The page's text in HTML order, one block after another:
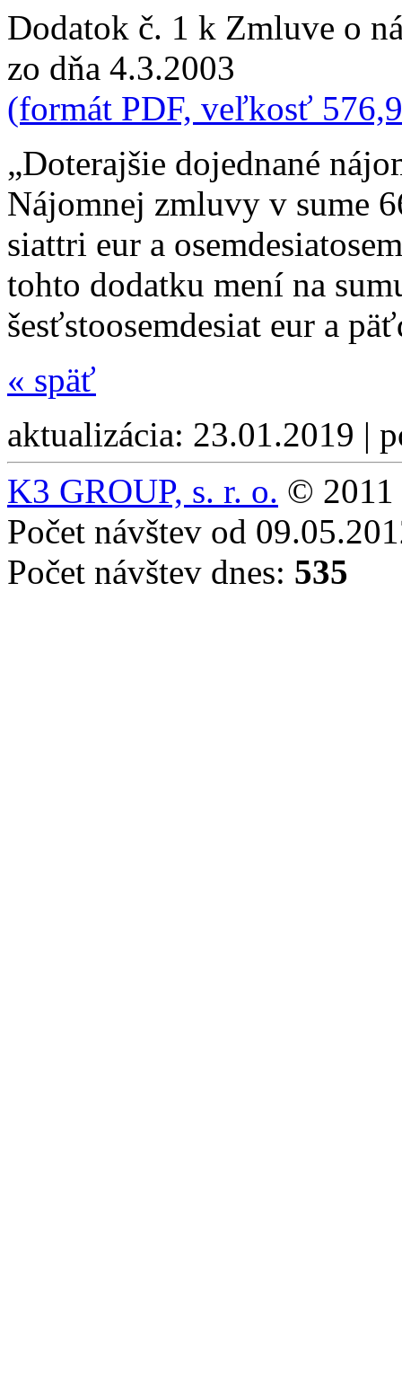
Dodatok č. 1 k Zmluve o
zo dňa 4.3.2003
(formát PDF, veľkosť
„Doterajšie dojednané
Nájomnej zmluvy v sume
siattri eur a
tohto dodatku mení na
šesťstoosemdesiat eur a
« späť
aktualizácia: 23.01.2019 |
K3 GROUP, s. r. o. © 2011
Počet návštev od
Počet návštev dnes: 535